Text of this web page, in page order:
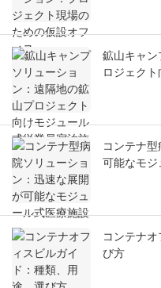
鉱山キャ
ロジェク
コンテナ
可能なモジ
コンテナ
び方